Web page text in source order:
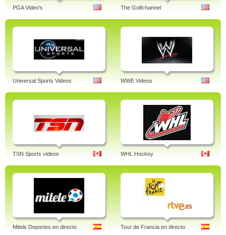
PGA Video's The Golfchannel
Universal Sports Videos WWE Videos
TSN Sports videos WHL Hockey
Mitele Deportes en directo Tour de Francia en directo